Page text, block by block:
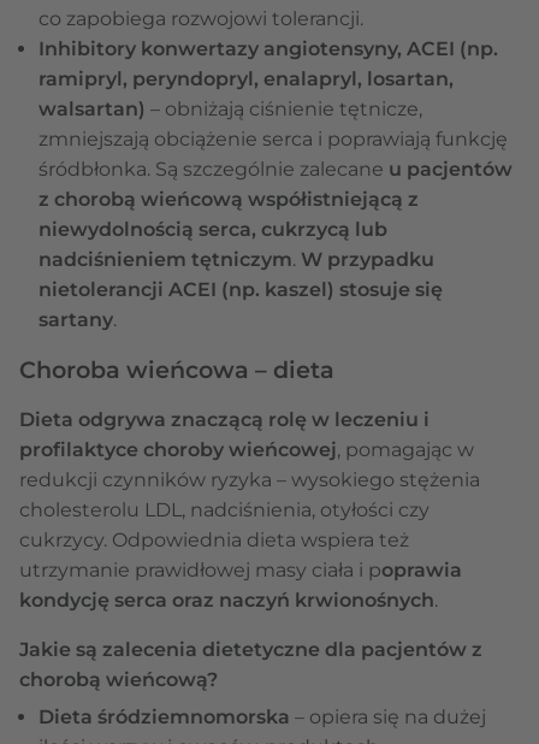
co zapobiega rozwojowi tolerancji.
Inhibitory konwertazy angiotensyny, ACEI (np.
ramipryl, peryndopryl, enalapryl, losartan,
walsartan) – obniżają ciśnienie tętnicze,
zmniejszają obciążenie serca i poprawiają funkcję
śródbłonka. Są szczególnie zalecane u pacjentów
z chorobą wieńcową współistniejącą z
niewydolnością serca, cukrzycą lub
nadciśnieniem tętniczym. W przypadku
nietolerancji ACEI (np. kaszel) stosuje się
sartany.
Choroba wieńcowa – dieta
Dieta odgrywa znaczącą rolę w leczeniu i
profilaktyce choroby wieńcowej, pomagając w
redukcji czynników ryzyka – wysokiego stężenia
cholesterolu LDL, nadciśnienia, otyłości czy
cukrzycy. Odpowiednia dieta wspiera też
utrzymanie prawidłowej masy ciała i poprawia
kondycję serca oraz naczyń krwionośnych.
Jakie są zalecenia dietetyczne dla pacjentów z
chorobą wieńcową?
Dieta śródziemnomorska – opiera się na dużej